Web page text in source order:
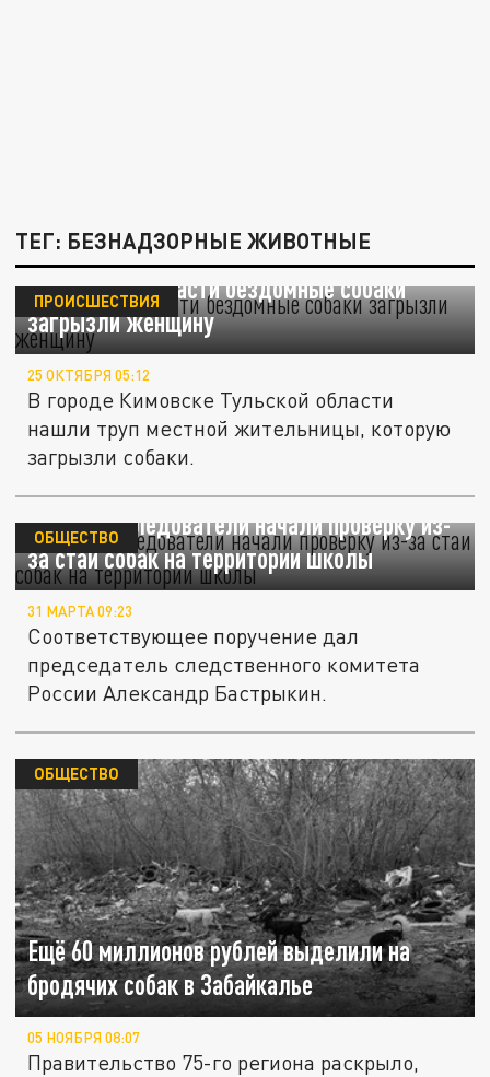
ТЕГ: БЕЗНАДЗОРНЫЕ ЖИВОТНЫЕ
В Тульской области бездомные собаки
загрызли женщину
ПРОИСШЕСТВИЯ
25 ОКТЯБРЯ 05:12
В городе Кимовске Тульской области
нашли труп местной жительницы, которую
загрызли собаки.
В Самаре следователи начали проверку из-
за стаи собак на территории школы
ОБЩЕСТВО
31 МАРТА 09:23
Соответствующее поручение дал
председатель следственного комитета
России Александр Бастрыкин.
Ещё 60 миллионов рублей выделили на
бродячих собак в Забайкалье
ОБЩЕСТВО
05 НОЯБРЯ 08:07
Правительство 75-го региона раскрыло,